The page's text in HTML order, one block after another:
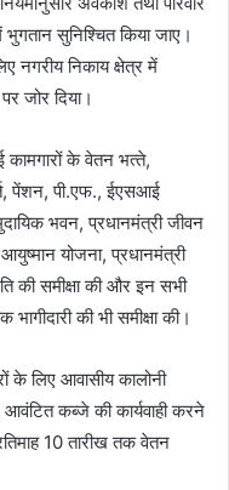
सुनिश्चित किया जाए।
नगरीय निकाय क्षेत्र में
जोर दिया।
के वेतन भत्‍ते,
पेंशन, पी.एफ., ईएसआई
भवन, प्रधानमंत्री जीवन
योजना, प्रधानमंत्री
की समीक्षा की और इन सभी
की भी समीक्षा की।
के लिए आवासीय कालोनी
कब्‍जे की कार्यवाही करने
10 तारीख तक वेतन